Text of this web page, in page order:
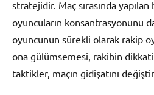
stratejidir. Maç sırasında
oyuncuların konsantrasyonunu
oyuncunun sürekli olarak rakip
ona gülümsemesi, rakibin
taktikler, maçın gidişatını